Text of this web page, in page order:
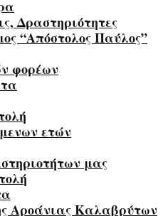
Δραστηριότητες
“Απόστολος Παύλος”
φορέων
ετών
μας
Αροάνιας Καλαβρύτων